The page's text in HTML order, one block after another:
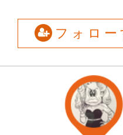
フォロー